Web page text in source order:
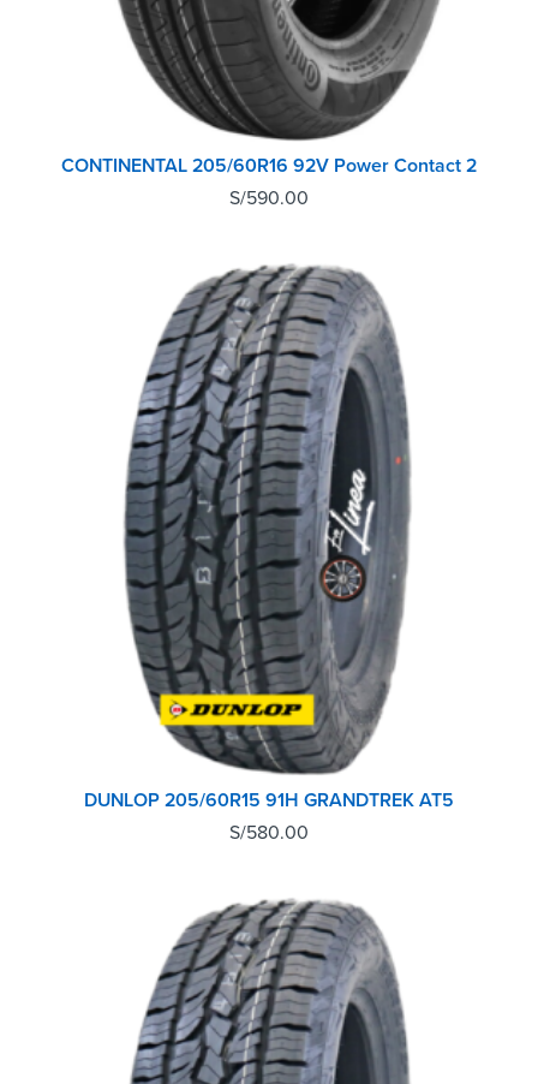
CONTINENTAL 205/60R16 92V Power Contact 2
S/590.00
DUNLOP 205/60R15 91H GRANDTREK AT5
S/580.00